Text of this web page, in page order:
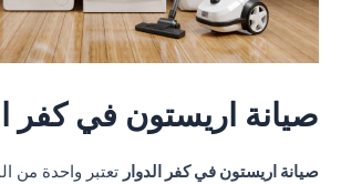
صيانة اريستون في كفر
صيانة اريستون في كفر الدوار تعتبر واحدة من